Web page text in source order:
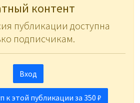
контент
публикации доступна
подписчикам.
Вход
к этой публикации за 350 ₽